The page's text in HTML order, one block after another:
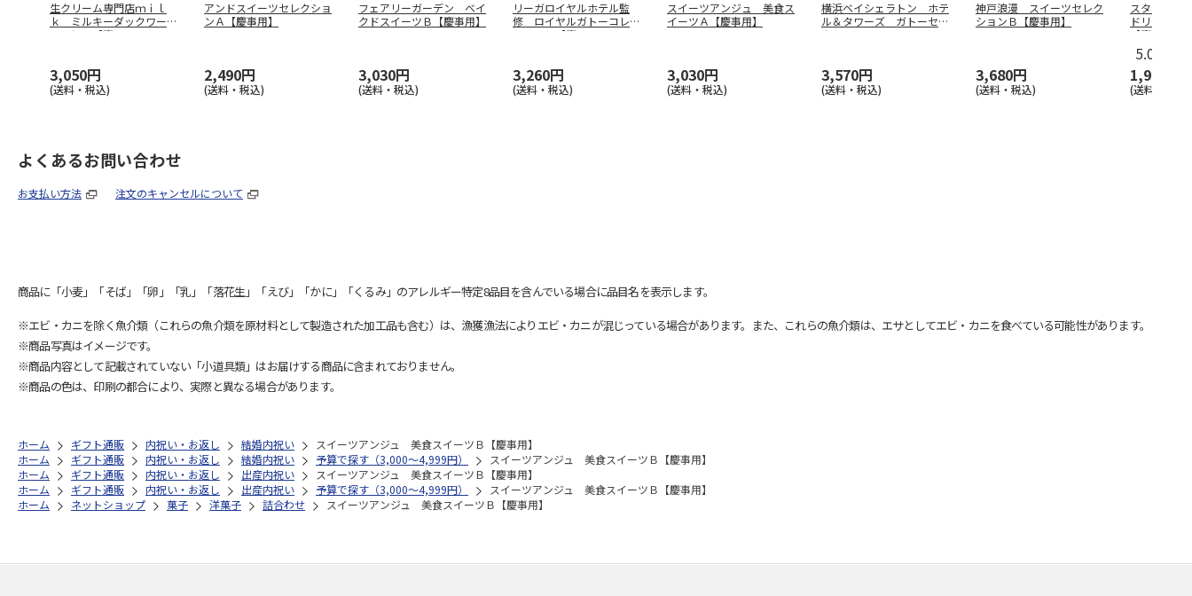
生クリーム専門店ｍｉｌ
ｋ ミルキーダックワーズ
１０個入【慶
3,050円
(送料・税込)
アンドスイーツセレクショ
ンＡ【慶事用】
2,490円
(送料・税込)
フェアリーガーデン ベイ
クドスイーツＢ【慶事用】
3,030円
(送料・税込)
リーガロイヤルホテル監
修 ロイヤルガトーコレク
ションＢ【慶
3,260円
(送料・税込)
スイーツアンジュ 美食ス
イーツＡ【慶事用】
3,030円
(送料・税込)
横浜ベイシェラトン ホテ
ル＆タワーズ ガトーセレ
クションＢ
3,570円
(送料・税込)
神戸浪漫 スイーツセレク
ションＢ【慶事用】
3,680円
(送料・税込)
スターバッ
ドリップコ
【慶事用】
5.0
1,950円
(送料・税込)
よくあるお問い合わせ
お支払い方法 注文のキャンセルについて
商品に「小麦」「そば」「卵」「乳」「落花生」「えび」「かに」「くるみ」のアレルギー特定8品目を含んでいる場合に品目名を表示します。
※エビ・カニを除く魚介類（これらの魚介類を原材料として製造された加工品も含む）は、漁獲漁法によりエビ・カニが混じっている場合があります。また、これらの魚介類は、エサとしてエビ・カニを食べている可能性があります。
※商品写真はイメージです。
※商品内容として記載されていない「小道具類」はお届けする商品に含まれておりません。
※商品の色は、印刷の都合により、実際と異なる場合があります。
ホーム ギフト通販 内祝い・お返し 結婚内祝い
スイーツアンジュ 美食スイーツＢ【慶事用】
ホーム
ギフト通販 内祝い・お返し 結婚内祝い 予算で探す（3,000～4,999円）
スイーツアンジュ 美食スイーツＢ【慶事用】
ホーム
ギフト通販 内祝い・お返し 出産内祝い
スイーツアンジュ 美食スイーツＢ【慶事用】
ホーム
ギフト通販 内祝い・お返し 出産内祝い 予算で探す（3,000～4,999円）
スイーツアンジュ 美食スイーツＢ【慶事用】
ホーム
ネットショップ 菓子 洋菓子 詰合わせ スイーツアンジュ 美食スイーツＢ【慶事用】